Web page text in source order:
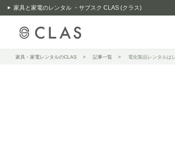
家具と家電のレンタル ・サブスク CLAS (クラス)
家具・家電レンタルのCLAS 記事一覧 電化製品レンタルは